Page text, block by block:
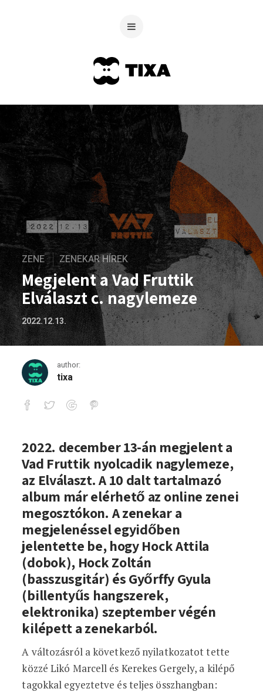
ZENE ZENEKAR HÍREK
Megjelent a Vad Fruttik
Elválaszt c. nagylemeze
2022.12.13.
author:
tixa
Megjelent a Vad Fruttik Elválaszt c.
2022. december 13-án megjelent a
Vad Fruttik nyolcadik nagylemeze,
az Elválaszt. A 10 dalt tartalmazó
album már elérhető az online zenei
megosztókon. A zenekar a
megjelenéssel egyidőben
jelentette be, hogy Hock Attila
(dobok), Hock Zoltán
(basszusgitár) és Győrffy Gyula
(billentyűs hangszerek,
elektronika) szeptember végén
kilépett a zenekarból.
A változásról a következő nyilatkozatot tette
közzé Likó Marcell és Kerekes Gergely, a kilépő
tagokkal egyeztetve és teljes összhangban: